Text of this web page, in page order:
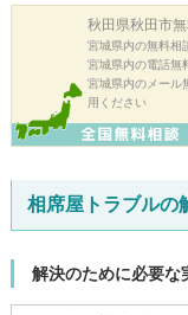
秋田県秋田市
宮城県内の無料相
宮城県内の電話無
宮城県内のメール
用ください
相席屋トラブルの
解決のために必要な